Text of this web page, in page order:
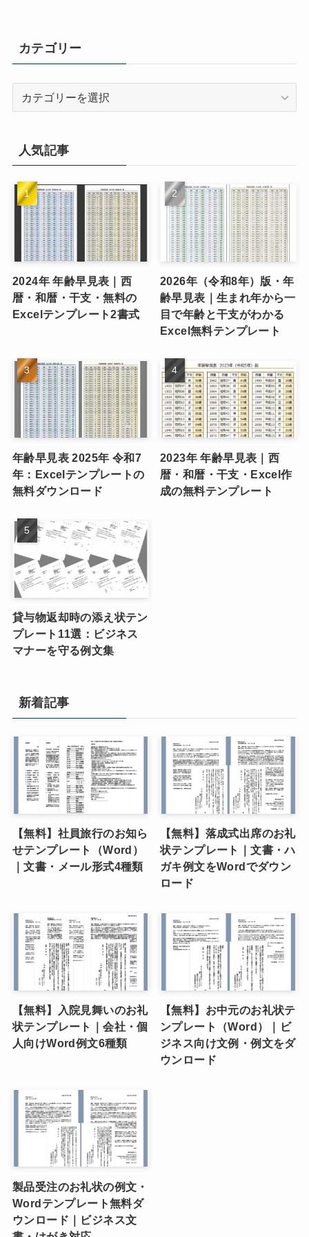
カテゴリー
ー
人気記事
2024年 年齢早見表｜西
暦・和暦・干支・無料の
Excelテンプレート2書式
2026年（令和8年）版・年
齢早見表｜生まれ年から一
目で年齢と干支がわかる
Excel無料テンプレート
年齢早見表 2025年 令和7
年：Excelテンプレートの
無料ダウンロード
2023年 年齢早見表｜西
暦・和暦・干支・Excel作
成の無料テンプレート
貸与物返却時の添え状テン
プレート11選：ビジネス
マナーを守る例文集
新着記事
【無料】社員旅行のお知ら
せテンプレート（Word）
｜文書・メール形式4種類
【無料】落成式出席のお礼
状テンプレート｜文書・ハ
ガキ例文をWordでダウン
ロード
【無料】入院見舞いのお礼
状テンプレート｜会社・個
人向けWord例文6種類
【無料】お中元のお礼状テ
ンプレート（Word）｜ビ
ジネス向け文例・例文をダ
ウンロード
製品受注のお礼状の例文・
Wordテンプレート無料ダ
ウンロード｜ビジネス文